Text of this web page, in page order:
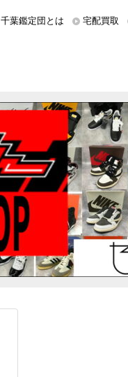
千葉鑑定団とは 宅配買取